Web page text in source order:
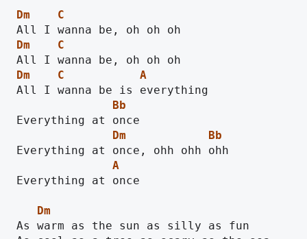
Dm
C
Dm
C
Dm
C
A
Bb
Dm
Bb
A
Everything at once
Dm
As warm as the sun as silly as fun